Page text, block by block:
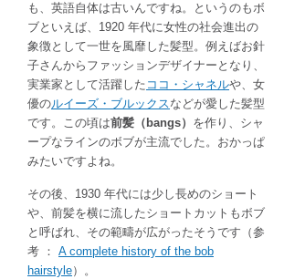
も、英語自体は古いんですね。というのもボ
ブといえば、1920 年代に女性の社会進出の
象徴として一世を風靡した髪型。例えばお針
子さんからファッションデザイナーとなり、
実業家として活躍した ココ・シャネルや、女
優のルイーズ・ブルックスなどが愛した髪型
です。この頃は前髪（bangs） を作り、シャ
ープなラインのボブが主流でした。おかっぱ
みたいですよね。
その後、1930 年代には少し長めのショート
や、前髪を横に流したショートカットもボブ
と呼ばれ、その範疇が広がったそうです（参
考 ： A complete history of the bob
hairstyle）。